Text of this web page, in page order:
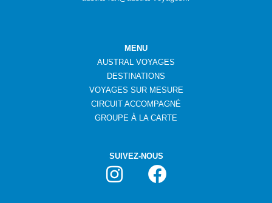
MENU
AUSTRAL VOYAGES
DESTINATIONS
VOYAGES SUR MESURE
CIRCUIT ACCOMPAGNÉ
GROUPE À LA CARTE
SUIVEZ-NOUS